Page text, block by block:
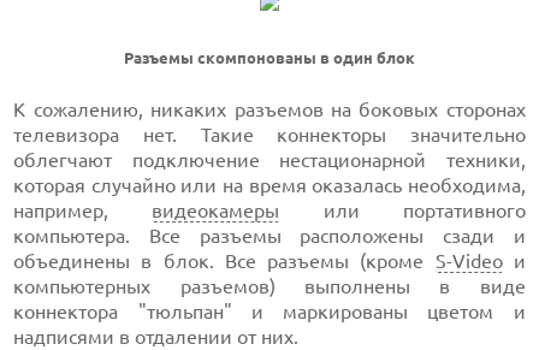
Разъемы скомпонованы в один блок
К сожалению, никаких разъемов на боковых сторонах
телевизора нет. Такие коннекторы значительно
облегчают подключение нестационарной техники,
которая случайно или на время оказалась необходима,
например, видеокамеры или портативного
компьютера. Все разъемы расположены сзади и
объединены в блок. Все разъемы (кроме S-Videoи
компьютерных разъемов) выполнены в виде
коннектора "тюльпан" и маркированы цветом и
надписями в отдалении от них.